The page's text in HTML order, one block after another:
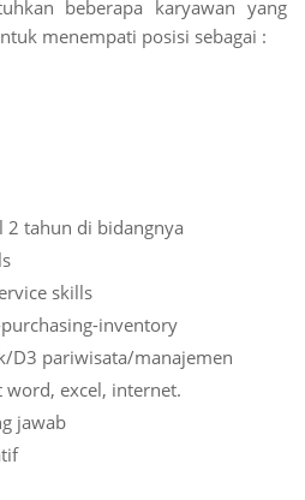
beberapa karyawan yang
menempati posisi sebagai :
2 tahun di bidangnya
skills
inventory
D3 pariwisata/manajemen
excel, internet.
jawab